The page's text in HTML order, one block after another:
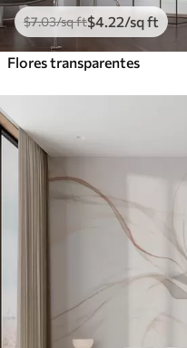
$7.03/sq ft$4 .22/sq ft
Flores transparentes